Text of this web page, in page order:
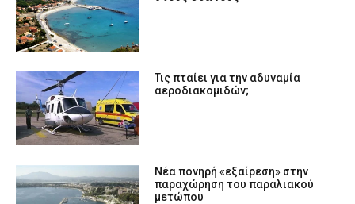
Τις πταίει για την αδυναμία
αεροδιακομιδών;
Νέα πονηρή «εξαίρεση» στην
παραχώρηση του παραλιακού
μετώπου